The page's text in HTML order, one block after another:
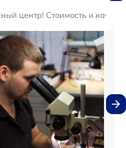
центр! Стоимость и